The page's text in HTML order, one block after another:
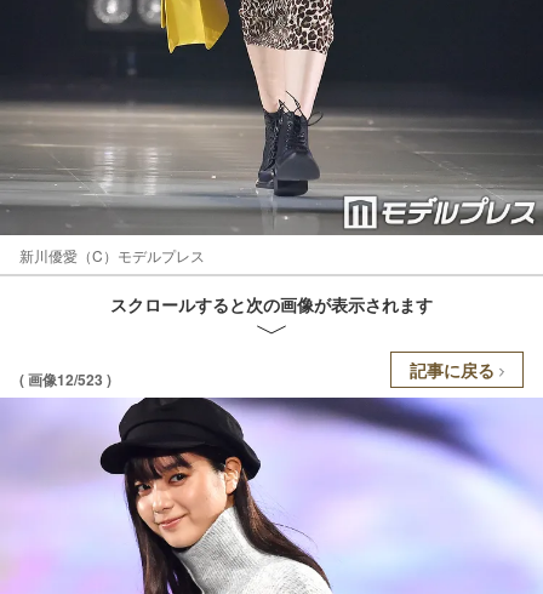
新川優愛（C）モデルプレス
スクロールすると次の画像が表示されます
( 画像12/523 ) 記事に戻る